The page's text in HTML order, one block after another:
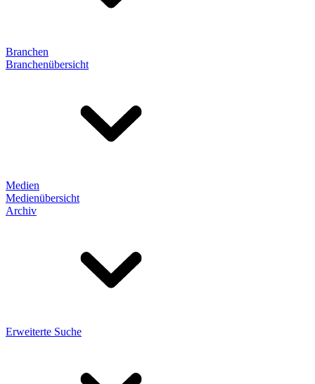
Branchen
Branchenübersicht
Medien
Medienübersicht
Archiv
Erweiterte Suche